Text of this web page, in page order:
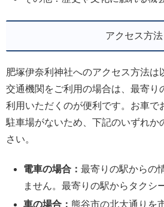
アクセス方法
肥塚伊奈利神社へのアクセス方法は
交通機関をご利用の場合は、最寄り
利用いただくのが便利です。お車で
駐車場がないため、下記のいずれか
さい。
電車の場合：最寄りの駅からの
ません。最寄りの駅からタクシ
車の場合： 熊谷市の北大通りを